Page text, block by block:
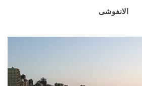
الانفوشى